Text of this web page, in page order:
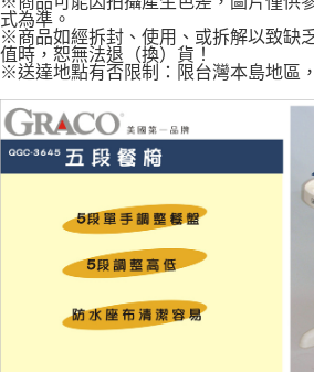
式為準。
※商品如經拆封、使用、或拆解以致缺
值時，恕無法退（換）貨！
※送達地點有否限制：限台灣本島地區